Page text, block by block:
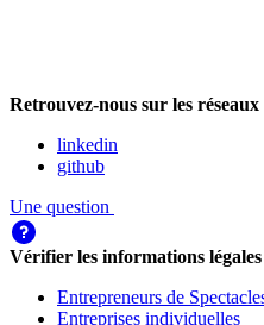
Retrouvez-nous sur les réseaux
linkedin
github
Une question
Vérifier les informations
Entrepreneurs de
Entreprises individuelles